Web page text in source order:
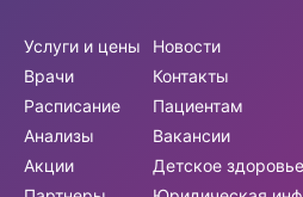
Услуги и цены
Врачи
Расписание
Анализы
Акции
Новости
Контакты
Пациентам
Вакансии
Детское